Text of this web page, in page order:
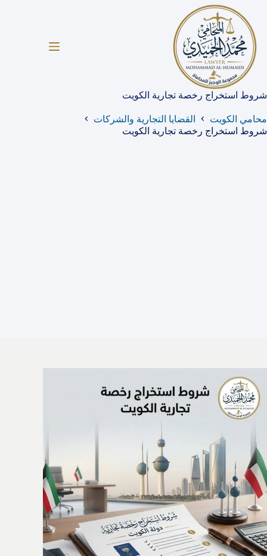
المحتوى
شروط استخراج رخصة تجارية الكويت
محامي الكويت
القضايا التجارية والشركات
شروط استخراج رخصة تجارية الكويت